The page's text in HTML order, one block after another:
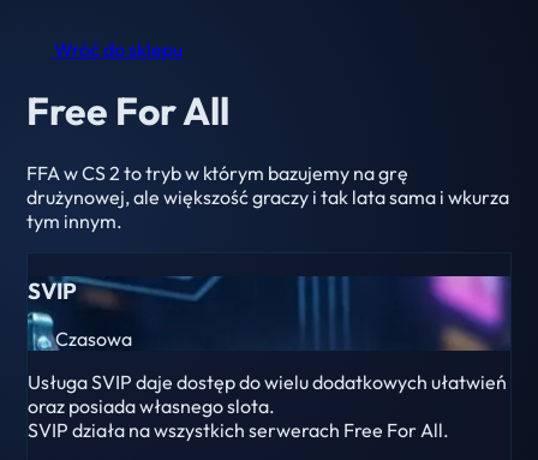
Wróć do sklepu
Free For All
FFA w CS 2 to tryb w którym bazujemy na grę
drużynowej, ale większość graczy i tak lata sama i wkurza
tym innym.
SVIP
Czasowa
Usługa SVIP daje dostęp do wielu dodatkowych ułatwień
oraz posiada własnego slota.
SVIP działa na wszystkich serwerach Free For All.